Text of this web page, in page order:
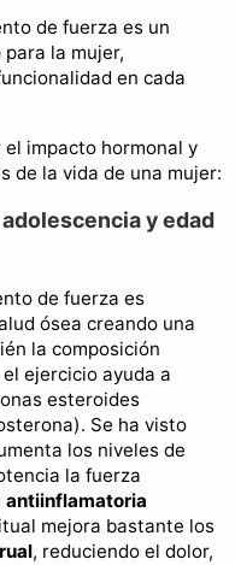
de fuerza es un
para la mujer,
en cada
impacto hormonal y
de la vida de una mujer:
y edad
de fuerza es
ósea creando una
la composición
el ejercicio ayuda a
esteroides
Se ha visto
los niveles de
la fuerza
antiinflamatoria
mejora bastante los
, reduciendo el dolor,